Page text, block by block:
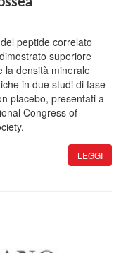
peptide correlato
superiore
la densità minerale
in due studi di fase
placebo, presentati a
Congress of
LEGGI